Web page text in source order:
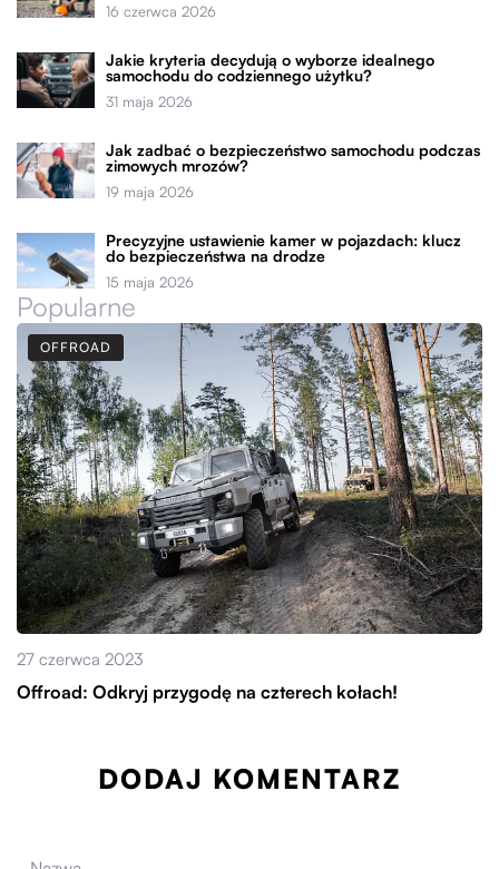
16 czerwca 2026
Jakie kryteria decydują o wyborze idealnego
samochodu do codziennego użytku?
31 maja 2026
Jak zadbać o bezpieczeństwo samochodu podczas
zimowych mrozów?
19 maja 2026
Precyzyjne ustawienie kamer w pojazdach: klucz
do bezpieczeństwa na drodze
15 maja 2026
Popularne
OFFROAD
27 czerwca 2023
Offroad: Odkryj przygodę na czterech kołach!
DODAJ KOMENTARZ